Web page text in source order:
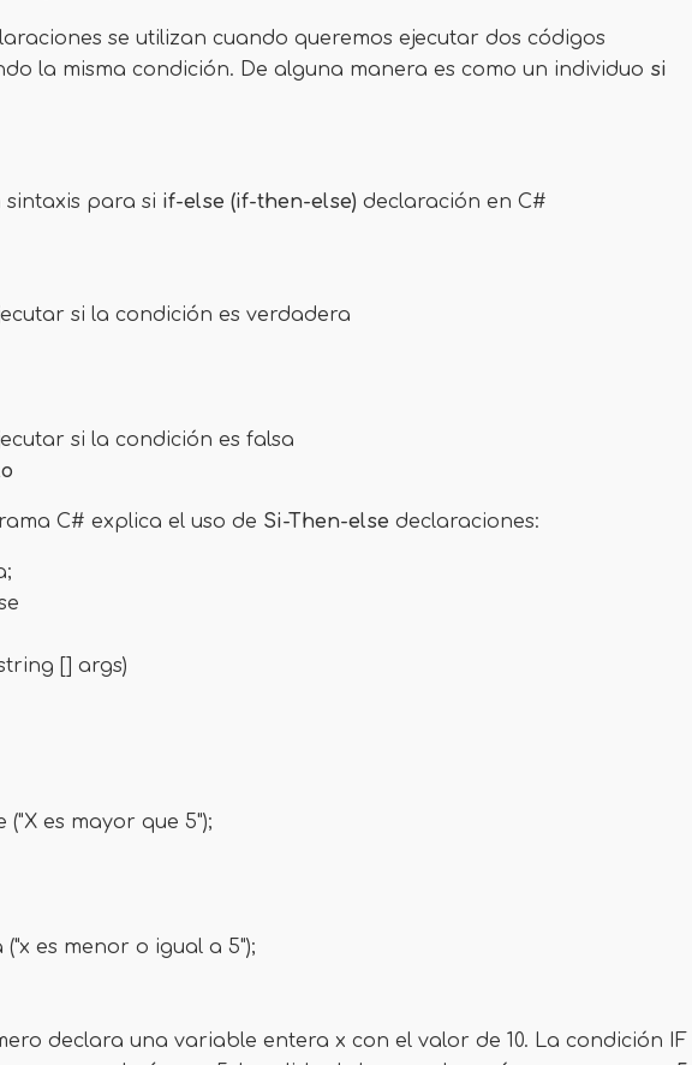
se utilizan cuando queremos ejecutar dos códigos
la misma condición. De alguna manera es como un individuo si
sintaxis para si if-else (if-then-else) declaración en C#
si la condición es verdadera
si la condición es falsa
C# explica el uso de Si-Then-else declaraciones:
[] args)
("X es mayor que 5");
es menor o igual a 5");
declara una variable entera x con el valor de 10. La condición IF